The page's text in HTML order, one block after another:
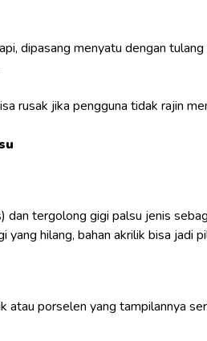
dipasang menyatu dengan
rusak jika pengguna tidak rajin
dan tergolong gigi palsu jenis
hilang, bahan akrilik bisa jadi
atau porselen yang tampilannya